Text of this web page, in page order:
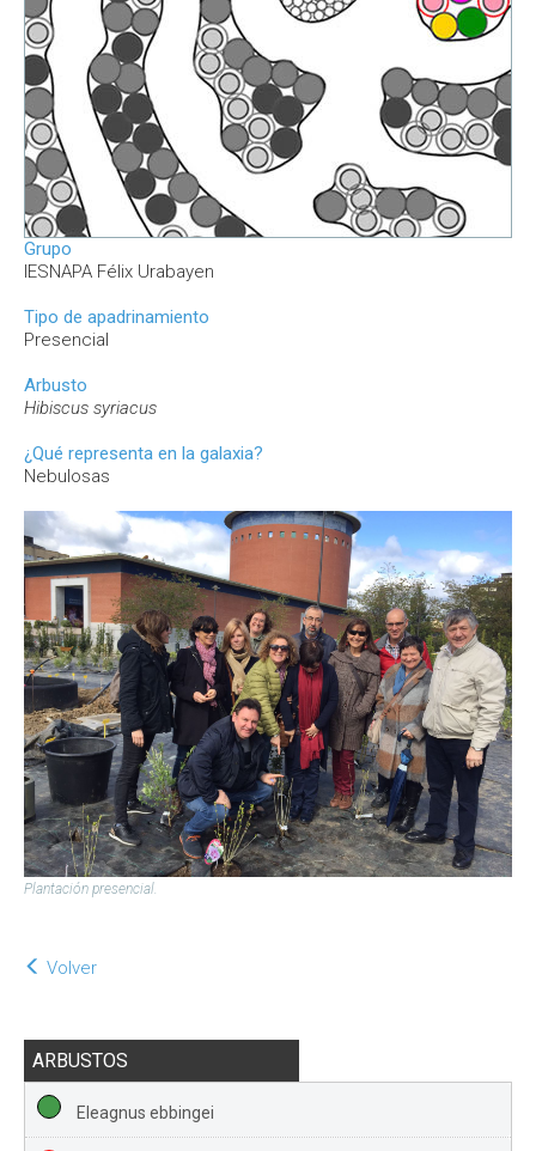
Grupo
IESNAPA Félix Urabayen
Tipo de apadrinamiento
Presencial
Arbusto
Hibiscus syriacus
¿Qué representa en la galaxia?
Nebulosas
Plantación presencial.
Volver
ARBUSTOS
Eleagnus ebbingei